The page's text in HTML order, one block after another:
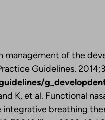
management of the
Guidelines.
K, et al. Functional
breathing